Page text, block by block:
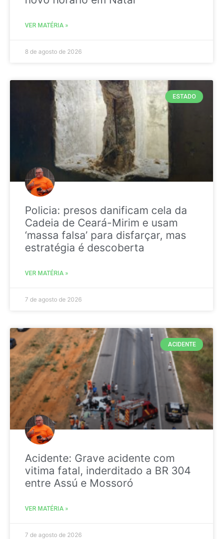
VER MATÉRIA »
8 de agosto de 2026
ESTADO
Policia: presos danificam cela da
Cadeia de Ceará-Mirim e usam
‘massa falsa’ para disfarçar, mas
estratégia é descoberta
VER MATÉRIA »
7 de agosto de 2026
ACIDENTE
Acidente: Grave acidente com
vitima fatal, inderditado a BR 304
entre Assú e Mossoró
VER MATÉRIA »
7 de agosto de 2026